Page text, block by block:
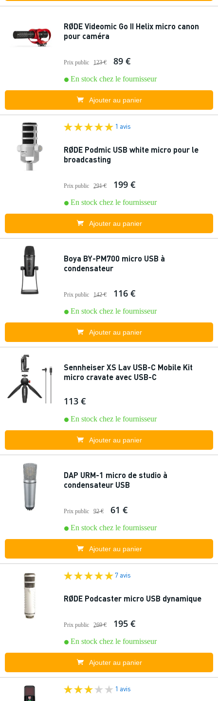
RØDE Videomic Go II Helix micro canon
pour caméra
Prix public 123 € 89 €
En stock chez le fournisseur
Ajouter au panier
1 avis
RØDE Podmic USB white micro pour le
broadcasting
Prix public 291 € 199 €
En stock chez le fournisseur
Ajouter au panier
Boya BY-PM700 micro USB à
condensateur
Prix public 142 € 116 €
En stock chez le fournisseur
Ajouter au panier
Sennheiser XS Lav USB-C Mobile Kit
micro cravate avec USB-C
113 €
En stock chez le fournisseur
Ajouter au panier
DAP URM-1 micro de studio à
condensateur USB
Prix public 92 € 61 €
En stock chez le fournisseur
Ajouter au panier
7 avis
RØDE Podcaster micro USB dynamique
Prix public 269 € 195 €
En stock chez le fournisseur
Ajouter au panier
1 avis